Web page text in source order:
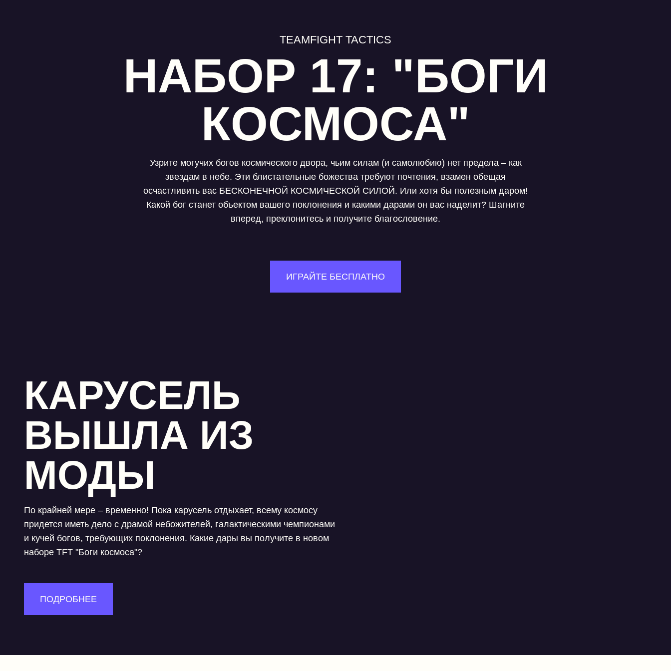
TEAMFIGHT TACTICS
НАБОР 17: "БОГИ
КОСМОСА"
Узрите могучих богов космического двора, чьим силам (и самолюбию) нет предела – как
звездам в небе. Эти блистательные божества требуют почтения, взамен обещая
осчастливить вас БЕСКОНЕЧНОЙ КОСМИЧЕСКОЙ СИЛОЙ. Или хотя бы полезным даром!
Какой бог станет объектом вашего поклонения и какими дарами он вас наделит? Шагните
вперед, преклонитесь и получите благословение.
ИГРАЙТЕ БЕСПЛАТНО
КАРУСЕЛЬ
ВЫШЛА ИЗ
МОДЫ
По крайней мере – временно! Пока карусель отдыхает, всему космосу
придется иметь дело с драмой небожителей, галактическими чемпионами
и кучей богов, требующих поклонения. Какие дары вы получите в новом
наборе TFT "Боги космоса"?
ПОДРОБНЕЕ